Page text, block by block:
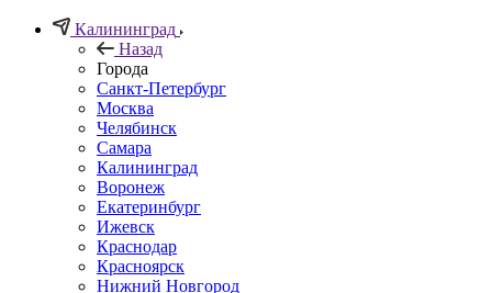
Калининград
Назад
Города
Санкт-Петербург
Москва
Челябинск
Самара
Калининград
Воронеж
Екатеринбург
Ижевск
Краснодар
Красноярск
Нижний Новгород